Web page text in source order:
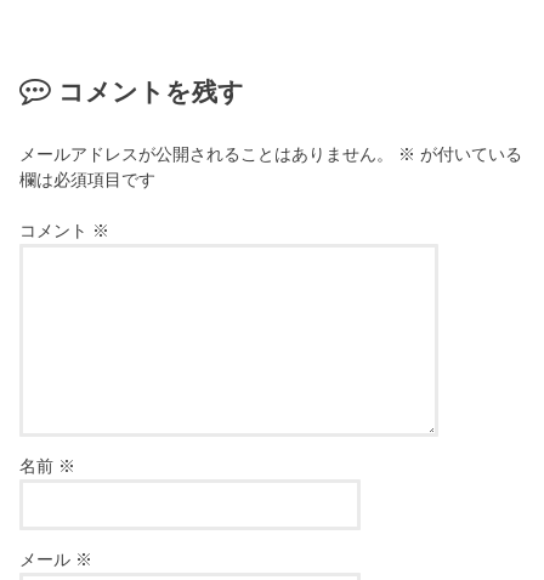
コメントを残す
メールアドレスが公開されることはありません。 ※ が付いている
欄は必須項目です
コメント ※
名前 ※
メール ※